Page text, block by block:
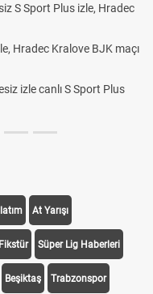
S Sport Plus izle, Hradec
Hradec Kralove BJK maçı
izle canlı S Sport Plus
At Yarışı
Süper Lig Haberleri
Beşiktaş Trabzonspor